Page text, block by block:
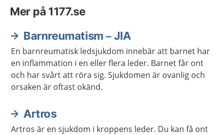
Mer på 1177.se
Barnreumatism – JIA
En barnreumatisk ledsjukdom innebär att barnet har
en inflammation i en eller flera leder. Barnet får ont
och har svårt att röra sig. Sjukdomen är ovanlig och
orsaken är oftast okänd.
Artros
Artros är en sjukdom i kroppens leder. Du kan få ont